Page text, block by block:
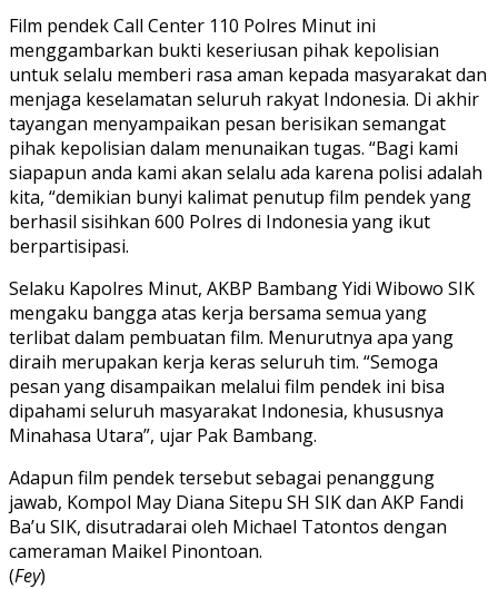
Film pendek Call Center 110 Polres Minut ini
menggambarkan bukti keseriusan pihak kepolisian
untuk selalu memberi rasa aman kepada masyarakat dan
menjaga keselamatan seluruh rakyat Indonesia. Di akhir
tayangan menyampaikan pesan berisikan semangat
pihak kepolisian dalam menunaikan tugas. “Bagi kami
siapapun anda kami akan selalu ada karena polisi adalah
kita, “demikian bunyi kalimat penutup film pendek yang
berhasil sisihkan 600 Polres di Indonesia yang ikut
berpartisipasi.
Selaku Kapolres Minut, AKBP Bambang Yidi Wibowo SIK
mengaku bangga atas kerja bersama semua yang
terlibat dalam pembuatan film. Menurutnya apa yang
diraih merupakan kerja keras seluruh tim. “Semoga
pesan yang disampaikan melalui film pendek ini bisa
dipahami seluruh masyarakat Indonesia, khususnya
Minahasa Utara”, ujar Pak Bambang.
Adapun film pendek tersebut sebagai penanggung
jawab, Kompol May Diana Sitepu SH SIK dan AKP Fandi
Ba’u SIK, disutradarai oleh Michael Tatontos dengan
cameraman Maikel Pinontoan.
(Fey)